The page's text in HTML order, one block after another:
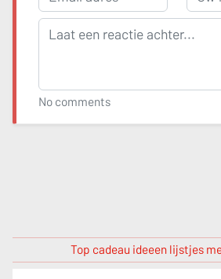
No comments
Top cadeau ideeen lijstjes